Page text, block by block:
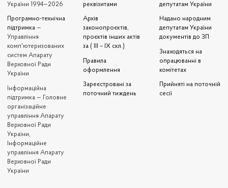
України 1994—2026
Програмно-технічна
підтримка —
Управління
комп'ютеризованих
систем Апарату
Верховної Ради
України
Iнформаційна
підтримка — Головне
організаційне
управління Апарату
Верховної Ради
України,
Інформаційне
управління Апарату
Верховної Ради
України
реквізитами
Архів
законопроєктів,
проєктів інших актів
за ( III – IX скл.)
Правила
оформлення
Зареєстровані за
поточний тиждень
депутатам України
Надано народним
депутатам України
документів до ЗП
Знаходяться на
опрацюванні в
комітетах
Прийняті на поточній
сесії